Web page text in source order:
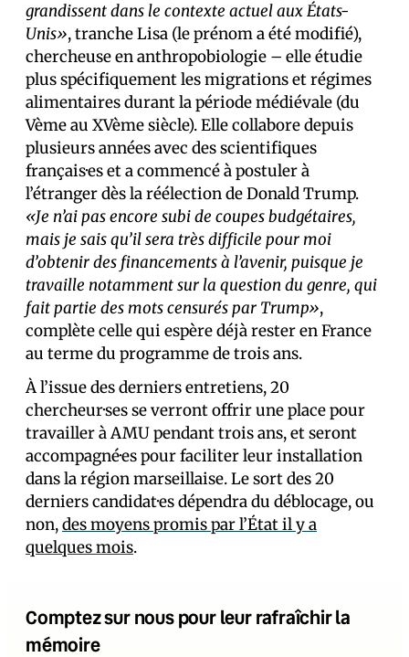
grandissent dans le contexte actuel aux États-
Unis», tranche Lisa (le prénom a été modifié),
chercheuse en anthropobiologie – elle étudie
plus spécifiquement les migrations et régimes
alimentaires durant la période médiévale (du
Vème au XVème siècle). Elle collabore depuis
plusieurs années avec des scientifiques
français·es et a commencé à postuler à
l’étranger dès la réélection de Donald Trump.
«Je n’ai pas encore subi de coupes budgétaires,
mais je sais qu’il sera très difficile pour moi
d’obtenir des financements à l’avenir, puisque je
travaille notamment sur la question du genre, qui
fait partie des mots censurés par Trump»,
complète celle qui espère déjà rester en France
au terme du programme de trois ans.
À l’issue des derniers entretiens, 20
chercheur·ses se verront offrir une place pour
travailler à AMU pendant trois ans, et seront
accompagné·es pour faciliter leur installation
dans la région marseillaise. Le sort des 20
derniers candidat·es dépendra du déblocage, ou
non,des moyens promis par l’État il y a
quelques mois.
Comptez sur nous pour leur rafraîchir la
mémoire